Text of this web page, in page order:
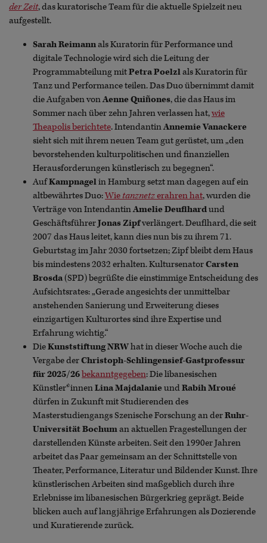
der Zeit, das kuratorische Team für die aktuelle Spielzeit neu
aufgestellt.
Sarah Reimannals Kuratorin für Performance und
digitale Technologie wird sich die Leitung der
Programmabteilung mitPetra Poelzlals Kuratorin für
Tanz und Performance teilen. Das Duo übernimmt damit
die Aufgaben vonAenne Quiñones, die das Haus im
Sommer nach über zehn Jahren verlassen hat,wie
Theapolis berichtete. IntendantinAnnemie Vanackere
sieht sich mit ihrem neuen Team gut gerüstet, um „den
bevorstehenden kulturpolitischen und finanziellen
Herausforderungen künstlerisch zu begegnen“.
AufKampnagelin Hamburg setzt man dagegen auf ein
altbewährtes Duo:Wie tanznetzerahren hat, wurden die
Verträge von IntendantinAmelie Deuflhardund
GeschäftsführerJonas Zipfverlängert. Deuflhard, die seit
2007 das Haus leitet, kann dies nun bis zu ihrem 71.
Geburtstag im Jahr 2030 fortsetzen; Zipf bleibt dem Haus
bis mindestens 2032 erhalten. KultursenatorCarsten
Brosda(SPD) begrüßte die einstimmige Entscheidung des
Aufsichtsrates: „Gerade angesichts der unmittelbar
anstehenden Sanierung und Erweiterung dieses
einzigartigen Kulturortes sind ihre Expertise und
Erfahrung wichtig.“
DieKunststiftung NRWhat in dieser Woche auch die
Vergabe derChristoph-Schlingensief-Gastprofessur
für 2025/26bekanntgegeben: Die libanesischen
Künstler*innenLina MajdalanieundRabih Mroué
dürfen in Zukunft mit Studierenden des
Masterstudiengangs Szenische Forschung an derRuhr-
Universität Bochuman aktuellen Fragestellungen der
darstellenden Künste arbeiten. Seit den 1990er Jahren
arbeitet das Paar gemeinsam an der Schnittstelle von
Theater, Performance, Literatur und Bildender Kunst. Ihre
künstlerischen Arbeiten sind maßgeblich durch ihre
Erlebnisse im libanesischen Bürgerkrieg geprägt. Beide
blicken auch auf langjährige Erfahrungen als Dozierende
und Kuratierende zurück.